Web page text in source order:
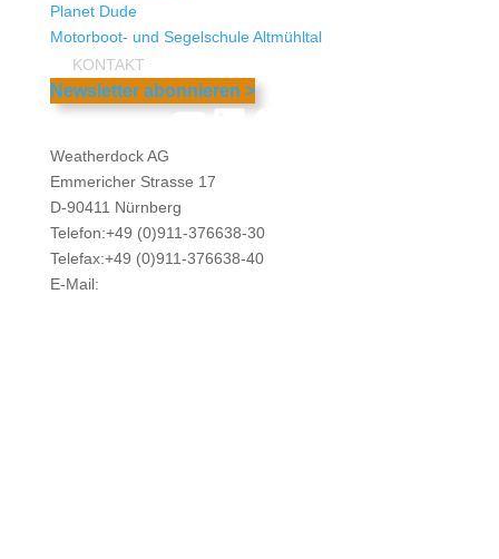
Planet Dude
Motorboot- und Segelschule Altmühltal
KONTAKT
Newsletter abonnieren >
YouTube
LinkedIn
Facebook
Weatherdock AG
Emmericher Strasse 17
D-90411 Nürnberg
Telefon:+49 (0)911-376638-30
Telefax:+49 (0)911-376638-40
E-Mail: